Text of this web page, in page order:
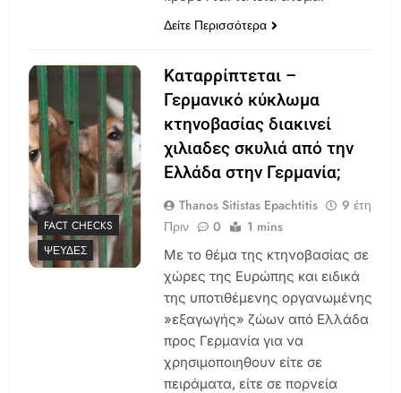
Δείτε Περισσότερα
FACT CHECKS
ΨΕΥΔΈΣ
Καταρρίπτεται –
Γερμανικό κύκλωμα
κτηνοβασίας διακινεί
χιλιαδες σκυλιά από την
Ελλάδα στην Γερμανία;
Thanos Sitistas Epachtitis
9 έτη
Πριν
0 1 mins
Με το θέμα της κτηνοβασίας σε
χώρες της Ευρώπης και ειδικά
της υποτιθέμενης οργανωμένης
»εξαγωγής» ζώων από Ελλάδα
προς Γερμανία για να
χρησιμοποιηθουν είτε σε
πειράματα, είτε σε πορνεία